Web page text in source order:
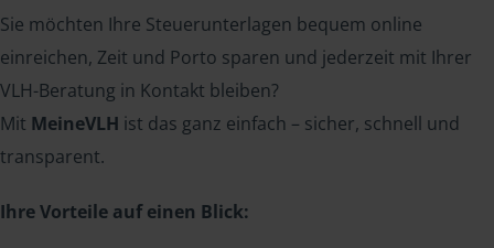
Sie möchten Ihre Steuerunterlagen bequem online
einreichen, Zeit und Porto sparen und jederzeit mit Ihrer
VLH-Beratung in Kontakt bleiben?
Mit MeineVLH ist das ganz einfach – sicher, schnell und
transparent.
Ihre Vorteile auf einen Blick: